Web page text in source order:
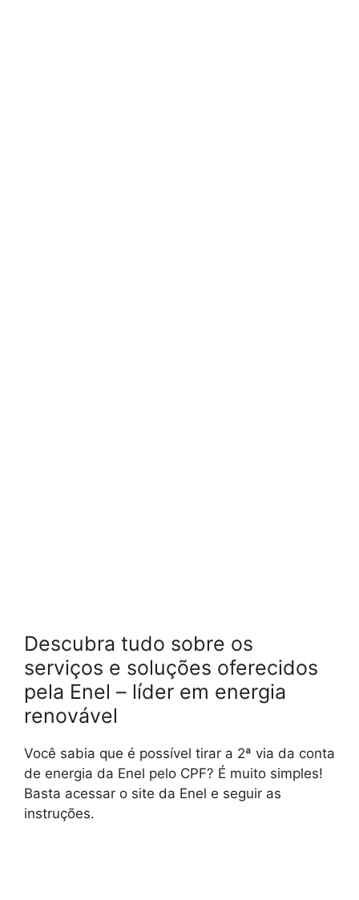
Descubra tudo sobre os
serviços e soluções oferecidos
pela Enel – líder em energia
renovável
Você sabia que é possível tirar a 2ª via da conta
de energia da Enel pelo CPF? É muito simples!
Basta acessar o site da Enel e seguir as
instruções.